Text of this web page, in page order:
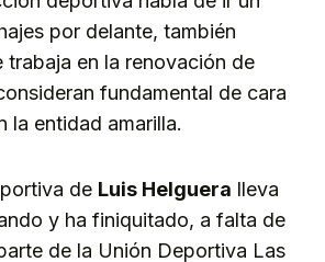
por delante, también
trabaja en la renovación de
fundamental de cara
la entidad amarilla.
de Luis Helguera lleva
y ha finiquitado, a falta de
de la Unión Deportiva Las